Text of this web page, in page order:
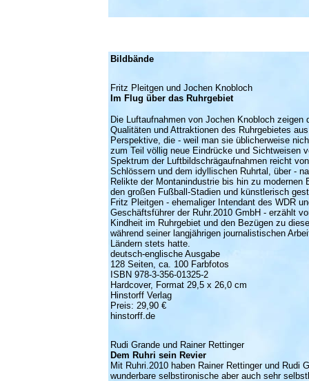
Bildbände
Fritz Pleitgen und Jochen Knobloch
Im Flug über das Ruhrgebiet
Die Luftaufnahmen von Jochen Knobloch zeigen
Qualitäten und Attraktionen des Ruhrgebietes
Perspektive, die - weil man sie üblicherweise
zum Teil völlig neue Eindrücke und Sichtweisen
Spektrum der Luftbildschrägaufnahmen reicht
Schlössern und dem idyllischen Ruhrtal, über -
Relikte der Montanindustrie bis hin zu modernen
den großen Fußball-Stadien und künstlerisch
Fritz Pleitgen - ehemaliger Intendant des WDR
Geschäftsführer der Ruhr.2010 GmbH - erzählt
Kindheit im Ruhrgebiet und den Bezügen zu
während seiner langjährigen journalistischen
Ländern stets hatte.
deutsch-englische Ausgabe
128 Seiten, ca. 100 Farbfotos
ISBN 978-3-356-01325-2
Hardcover, Format 29,5 x 26,0 cm
Hinstorff Verlag
Preis: 29,90 €
hinstorff.de
Rudi Grande und Rainer Rettinger
Dem Ruhri sein Revier
Mit Ruhri.2010 haben Rainer Rettinger und Rudi
wunderbare selbstironische aber auch sehr